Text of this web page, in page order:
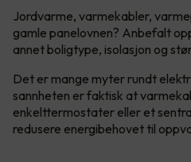
Jordvarme, varmekabler,
gamle panelovnen? Anbefalt
annet boligtype, isolasjon og
Det er mange myter rundt
sannheten er faktisk at
enkelttermostater eller et
redusere energibehovet til